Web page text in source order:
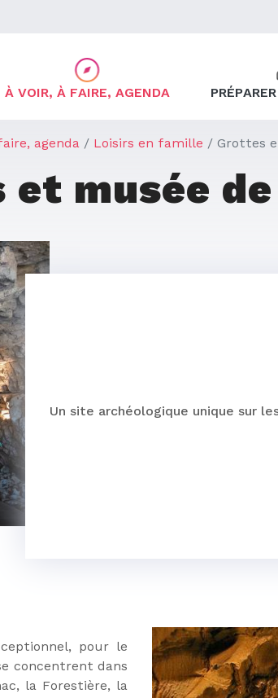
À VOIR, À FAIRE, AGENDA
agenda Loisirs en famille Grottes
musée
Un site archéologique unique sur
pour le
concentrent dans
la Forestière, la